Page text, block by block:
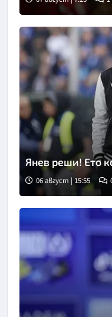
Снимка: БТА
Янев реши! Ето
06 август | 15:55